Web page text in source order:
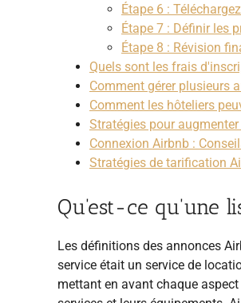
Étape 6 :
Étape 7 : Définir les
Étape 8 : Révision
Quels sont les frais
Comment gérer plusieurs
Comment les hôteliers
Stratégies pour
Connexion Airbnb :
Stratégies de tarification
Qu'est-ce qu'une
Les définitions des annonces
service était un service de
mettant en avant chaque